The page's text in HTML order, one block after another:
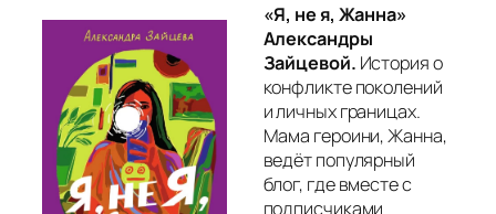
«Я, не я, Жанна»
Александры
Зайцевой. История о
конфликте поколений
и личных границах.
Мама героини, Жанна,
ведёт популярный
блог, где вместе с
подписчиками